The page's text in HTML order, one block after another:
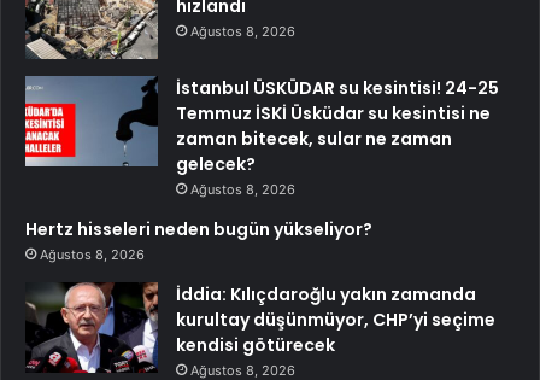
hızlandı
Ağustos 8, 2026
İstanbul ÜSKÜDAR su kesintisi! 24-25
Temmuz İSKİ Üsküdar su kesintisi ne
zaman bitecek, sular ne zaman
gelecek?
Ağustos 8, 2026
Hertz hisseleri neden bugün yükseliyor?
Ağustos 8, 2026
İddia: Kılıçdaroğlu yakın zamanda
kurultay düşünmüyor, CHP’yi seçime
kendisi götürecek
Ağustos 8, 2026